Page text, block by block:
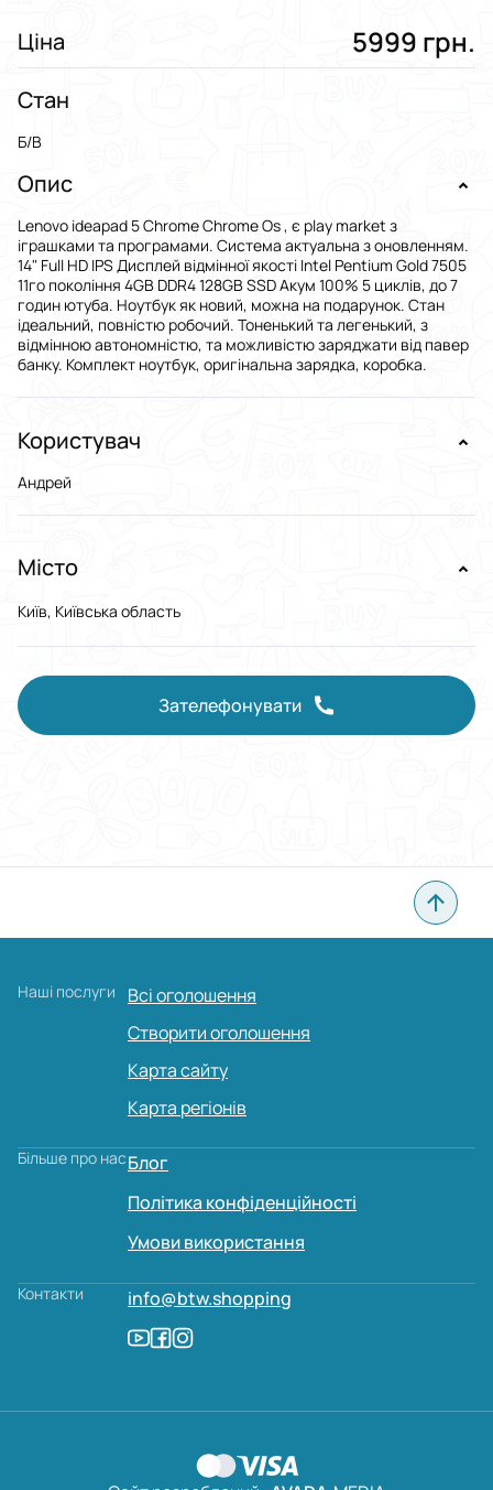
Ціна 5999 грн.
Стан
Б/В
Опис
Lenovo ideapad 5 Chrome Chrome Os , є play market з
іграшками та програмами. Система актуальна з оновленням.
14" Full HD IPS Дисплей відмінної якості Intel Pentium Gold 7505
11го покоління 4GB DDR4 128GB SSD Акум 100% 5 циклів, до 7
годин ютуба. Ноутбук як новий, можна на подарунок. Стан
ідеальний, повністю робочий. Тоненький та легенький, з
відмінною автономністю, та можливістю заряджати від павер
банку. Комплект ноутбук, оригінальна зарядка, коробка.
Користувач
Андрей
Місто
Київ, Київська область
Зателефонувати
Наші послуги
Всі оголошення
Створити оголошення
Карта сайту
Карта регіонів
Більше про насБлог
Політика конфіденційності
Умови використання
Контакти info@btw.shopping